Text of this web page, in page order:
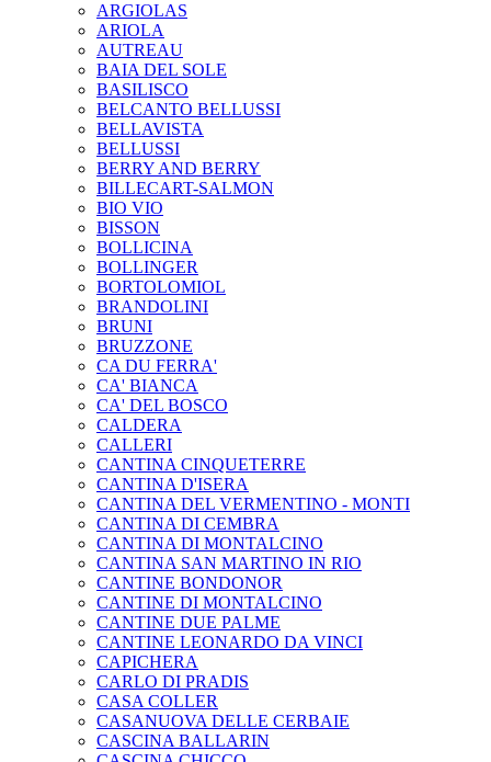
ARGIOLAS
ARIOLA
AUTREAU
BAIA DEL SOLE
BASILISCO
BELCANTO BELLUSSI
BELLAVISTA
BELLUSSI
BERRY AND BERRY
BILLECART-SALMON
BIO VIO
BISSON
BOLLICINA
BOLLINGER
BORTOLOMIOL
BRANDOLINI
BRUNI
BRUZZONE
CA DU FERRA'
CA' BIANCA
CA' DEL BOSCO
CALDERA
CALLERI
CANTINA CINQUETERRE
CANTINA D'ISERA
CANTINA DEL VERMENTINO - MONTI
CANTINA DI CEMBRA
CANTINA DI MONTALCINO
CANTINA SAN MARTINO IN RIO
CANTINE BONDONOR
CANTINE DI MONTALCINO
CANTINE DUE PALME
CANTINE LEONARDO DA VINCI
CAPICHERA
CARLO DI PRADIS
CASA COLLER
CASANUOVA DELLE CERBAIE
CASCINA BALLARIN